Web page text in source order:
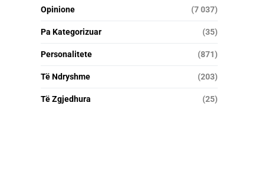
Opinione (7 037)
Pa Kategorizuar (35)
Personalitete (871)
Të Ndryshme (203)
Të Zgjedhura (25)